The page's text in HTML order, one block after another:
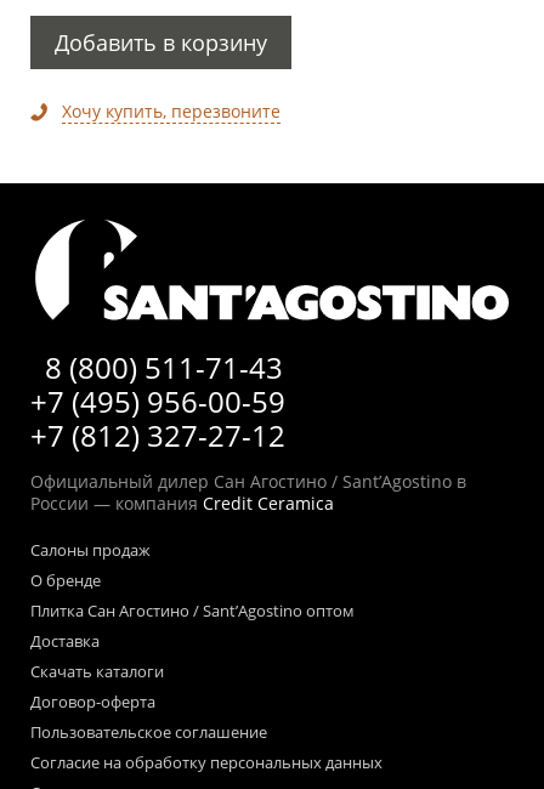
Добавить в корзину
Хочу купить, перезвоните
8 (800) 511-71-43
+7 (495) 956-00-59
+7 (812) 327-27-12
Официальный дилер Сан Агостино / Sant’Agostino в
России — компания Credit Ceramica
Салоны продаж
О бренде
Плитка Сан Агостино / Sant’Agostino оптом
Доставка
Скачать каталоги
Договор-оферта
Пользовательское соглашение
Согласие на обработку персональных данных